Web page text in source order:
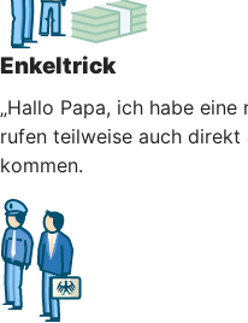
Enkeltrick
„Hallo Papa, ich habe
rufen teilweise auch direkt
kommen.